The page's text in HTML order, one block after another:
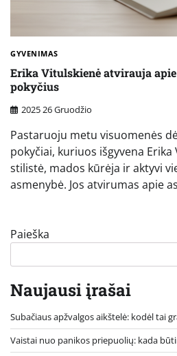
GYVENIMAS
Erika Vitulskienė atvirauja
pokyčius
2025 26 Gruodžio
Pastaruoju metu visuomenės
pokyčiai, kuriuos išgyvena
stilistė, mados kūrėja ir aktyvi
asmenybė. Jos atvirumas apie
Paieška
Naujausi įrašai
Subačiaus apžvalgos aikštelė: kodėl tai
Vaistai nuo panikos priepuolių: kada